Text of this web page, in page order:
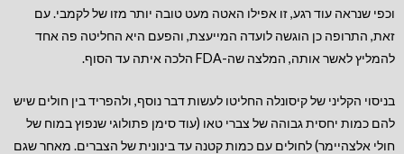
וכפי שנראה עוד רגע, זו אפילו האטה מעט טובה יותר מזו של לקמבי. עם
זאת, התרופה כן הוגשה לועדה המייעצת, והפעם היא החליטה פה אחד
להמליץ לאשר אותה, המלצה שה-FDA הלכה איתה עד הסוף.
בניסוי הקליני של קיסונלה החליטו לעשות דבר נוסף, ולהפריד בין חולים שיש
להם כמות יחסית גבוהה של צברי טאו (עוד סימן פתולוגי שנפוץ במוח של
חולי אלצהיימר) לחולים עם כמות קטנה עד בינונית של הצברים. מאחר שגם